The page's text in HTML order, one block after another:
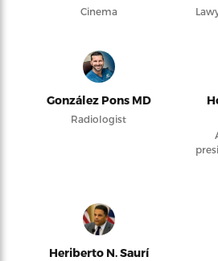
Cinema
González Pons MD
Radiologist
Heriberto N. Saurí